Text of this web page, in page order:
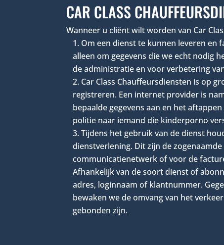
CAR CLASS
Wanneer u cliënt wilt worden van Car
Om een dienst te kunnen leveren en
alleen om gegevens die we echt nodig
de administratie en voor verbetering
Car Class Chauffeursdiensten is op
registreren. Een internet provider is
bepaalde gegevens aan en het
politie naar iemand die kinderporno
Tijdens het gebruik van de dienst
dienstverlening. Dit zijn de
communicatienetwerk of voor de
Afhankelijk van de soort dienst of
adres, loginnaam of klantnummer.
bewaken we de omvang van het
gebonden zijn.